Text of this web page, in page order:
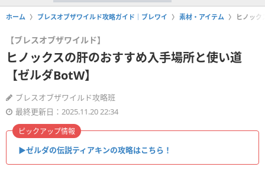
ホーム ブレスオブザワイルド攻略ガイド｜ブレワイ 素材・アイテム ヒノッ
【ブレスオブザワイルド】
ヒノックスの肝のおすすめ入手場所と使い道
【ゼルダBotW】
ブレスオブザワイルド攻略班
最終更新日：2025.11.20 22:34
▶︎ゼルダの伝説ティアキンの攻略はこちら！
ピックアップ情報